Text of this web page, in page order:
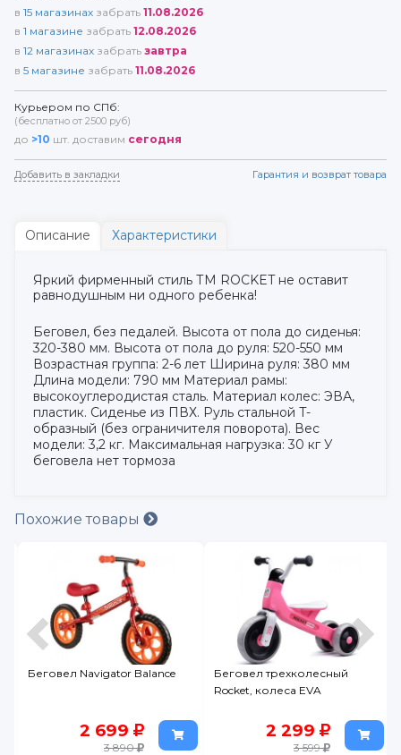
в 15 магазинах забрать 11.08.2026
в 1 магазине забрать 12.08.2026
в 12 магазинах забрать завтра
в 5 магазине забрать 11.08.2026
Курьером по СПб:
(бесплатно от 2500 руб)
до >10 шт. доставим сегодня
Добавить в закладки Гарантия и возврат товара
Описание Характеристики
Яркий фирменный стиль ТМ ROCKET не оставит
равнодушным ни одного ребенка!
Беговел, без педалей. Высота от пола до сиденья:
320-380 мм. Высота от пола до руля: 520-550 мм
Возрастная группа: 2-6 лет Ширина руля: 380 мм
Длина модели: 790 мм Материал рамы:
высокоуглеродистая сталь. Материал колес: ЭВА,
пластик. Сиденье из ПВХ. Руль стальной T-
образный (без ограничителя поворота). Вес
модели: 3,2 кг. Максимальная нагрузка: 30 кг У
беговела нет тормоза
Похожие товары
Беговел Navigator Balance
2 699
3 890
Беговел трехколесный
Rocket, колеса EVA
2 299
3 599